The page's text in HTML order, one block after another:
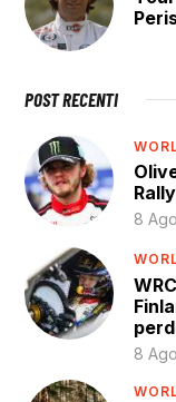
POST RECENTI
8
8